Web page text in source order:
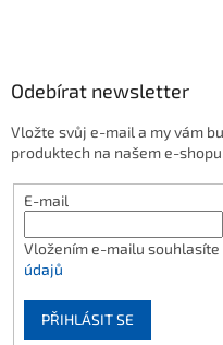
Odebírat newsletter
Vložte svůj e-mail a my vám
produktech na našem e-shopu.
E-mail
Vložením e-mailu souhlasíte
údajů
PŘIHLÁSIT SE